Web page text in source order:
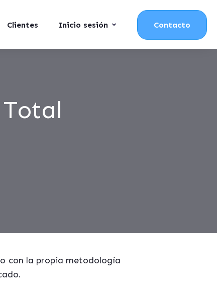
Clientes Inicio sesión Contacto
con la propia metodología